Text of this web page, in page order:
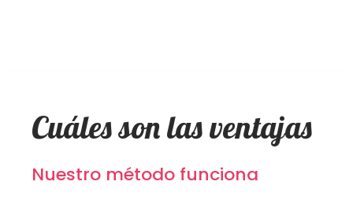
Cuáles son las ventajas
Nuestro método funciona